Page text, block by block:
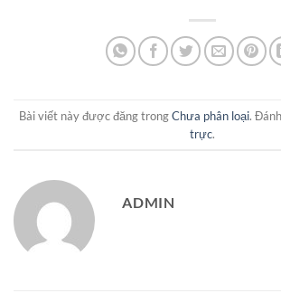
Bài viết này được đăng trongChưa phân loại.
trực.
ADMIN